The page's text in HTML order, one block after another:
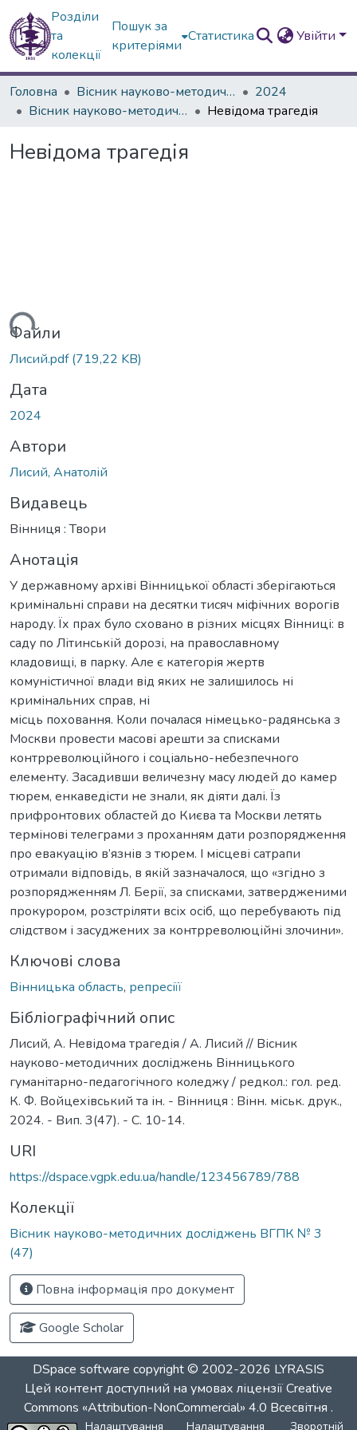
Розділи
та
колекції
Пошук за
критеріями
Статистика Увійти
Головна Вісник науково-методичних досліджень ВГПК
2024
Вісник науково-методичних досліджень ВГПК № 3 (47)
Невідома трагедія
Невідома трагедія
Файли
Лисий.pdf(719,22 KB)
Дата
2024
Автори
Лисий, Анатолій
Видавець
Вінниця : Твори
Анотація
У державному архіві Вінницької області зберігаються
кримінальні справи на десятки тисяч міфічних ворогів
народу. Їх прах було сховано в різних місцях Вінниці: в
саду по Літинській дорозі, на православному
кладовищі, в парку. Але є категорія жертв
комуністичної влади від яких не залишилось ні
кримінальних справ, ні
місць поховання. Коли почалася німецько-радянська з
Москви провести масові арешти за списками
контрреволюційного і соціально-небезпечного
елементу. Засадивши величезну масу людей до камер
тюрем, енкаведісти не знали, як діяти далі. Їз
прифронтових областей до Києва та Москви летять
термінові телеграми з проханням дати розпорядження
про евакуацію в’язнів з тюрем. І місцеві сатрапи
отримали відповідь, в якій зазначалося, що «згідно з
розпорядженням Л. Берії, за списками, затвердженими
прокурором, розстріляти всіх осіб, що перебувають під
слідством і засуджених за контрреволюційні злочини».
Ключові слова
Вінницька область, репресіїї
Бібліографічний опис
Лисий, А. Невідома трагедія / А. Лисий // Вісник
науково-методичних досліджень Вінницького
гуманітарно-педагогічного коледжу / редкол.: гол. ред.
К. Ф. Войцехівський та ін. - Вінниця : Вінн. міськ. друк.,
2024. - Вип. 3(47). - С. 10-14.
URI
https://dspace.vgpk.edu.ua/handle/123456789/788
Колекції
Вісник науково-методичних досліджень ВГПК № 3
(47)
Повна інформація про документ
Google Scholar
DSpace software copyright © 2002-2026 LYRASIS
Цей контент доступний на умовах ліцензіїCreative
Commons «Attribution-NonCommercial» 4.0 Всесвітня .
Налаштування Налаштування Зворотній